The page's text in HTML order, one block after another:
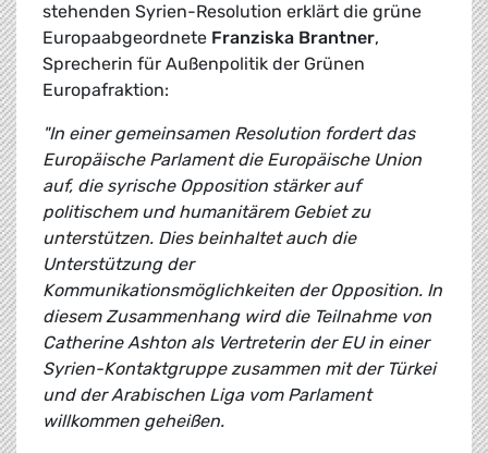
stehenden Syrien-Resolution erklärt die grüne
Europaabgeordnete Franziska Brantner,
Sprecherin für Außenpolitik der Grünen
Europafraktion:
"In einer gemeinsamen Resolution fordert das
Europäische Parlament die Europäische Union
auf, die syrische Opposition stärker auf
politischem und humanitärem Gebiet zu
unterstützen. Dies beinhaltet auch die
Unterstützung der
Kommunikationsmöglichkeiten der Opposition. In
diesem Zusammenhang wird die Teilnahme von
Catherine Ashton als Vertreterin der EU in einer
Syrien-Kontaktgruppe zusammen mit der Türkei
und der Arabischen Liga vom Parlament
willkommen geheißen.